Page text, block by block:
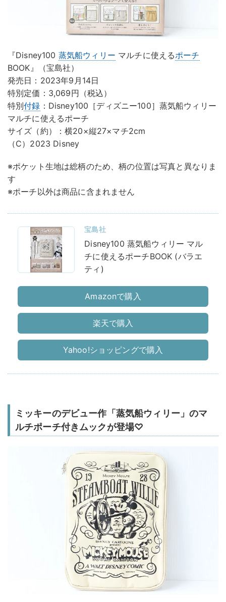
『Disney100 蒸気船ウィリー マルチに使えるポーチ
BOOK』（宝島社）
発売日：2023年9月14日
特別定価：3,069円（税込）
特別付録 ：Disney100［ディズニー100］蒸気船ウィリー
マルチに使えるポーチ
サイズ（約）：横20×縦27×マチ2cm
（C）2023 Disney
※ポケット生地は総柄のため、柄の位置は写真と異なりま
す
※ポーチ以外は商品に含まれません
宝島社
Disney100 蒸気船ウィリー マル
チに使えるポーチBOOK (バラエ
ティ)
Amazonで購入
楽天で購入
Yahoo!ショッピングで購入
ミッキーのデビュー作「蒸気船ウィリー」のマ
ルチポーチ付きムックが登場♡